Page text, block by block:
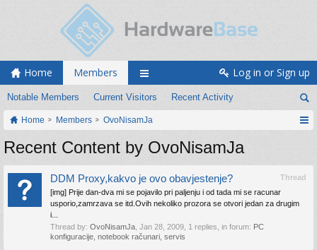
Home Members
Notable Members Current Visitors Recent Activity
Log in or Sign up
Home Members OvoNisamJa
Recent Content by OvoNisamJa
Thread
DDM Proxy,kakvo je ovo obavjestenje?
[img] Prije dan-dva mi se pojavilo pri paljenju i od tada mi se racunar
usporio,zamrzava se itd.Ovih nekoliko prozora se otvori jedan za drugim
i...
Thread by: OvoNisamJa Jan 28, 2009 , 1 replies, in forum: PC
konfiguracije, notebook računari, servis